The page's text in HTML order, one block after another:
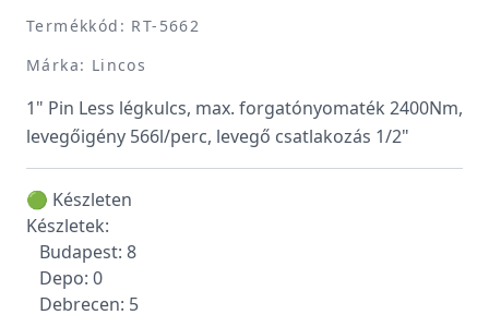
Termékkód: RT-5662
Márka: Lincos
1" Pin Less légkulcs, max. forgatónyomaték 2400Nm,
levegőigény 566l/perc, levegő csatlakozás 1/2"
🟢 Készleten
Készletek:
Budapest: 8
Depo: 0
Debrecen: 5